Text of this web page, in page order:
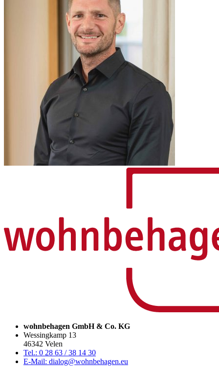
wohnbehagen GmbH & Co. KG
Wessingkamp 13
46342 Velen
Tel.: 0 28 63 / 38 14 30
E-Mail: dialog@wohnbehagen.eu